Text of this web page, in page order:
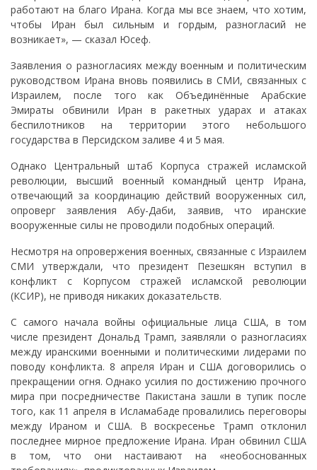
работают на благо Ирана. Когда мы все знаем, что хотим,
чтобы Иран был сильным и гордым, разногласий не
возникает», — сказал Юсеф.
Заявления о разногласиях между военным и политическим
руководством Ирана вновь появились в СМИ, связанных с
Израилем, после того как Объединённые Арабские
Эмираты обвинили Иран в ракетных ударах и атаках
беспилотников на территории этого небольшого
государства в Персидском заливе 4 и 5 мая.
Однако Центральный штаб Корпуса стражей исламской
революции, высший военный командный центр Ирана,
отвечающий за координацию действий вооруженных сил,
опроверг заявления Абу-Даби, заявив, что иранские
вооруженные силы не проводили подобных операций.
Несмотря на опровержения военных, связанные с Израилем
СМИ утверждали, что президент Пезешкян вступил в
конфликт с Корпусом стражей исламской революции
(КСИР), не приводя никаких доказательств.
С самого начала войны официальные лица США, в том
числе президент Дональд Трамп, заявляли о разногласиях
между иранскими военными и политическими лидерами по
поводу конфликта. 8 апреля Иран и США договорились о
прекращении огня. Однако усилия по достижению прочного
мира при посредничестве Пакистана зашли в тупик после
того, как 11 апреля в Исламабаде провалились переговоры
между Ираном и США. В воскресенье Трамп отклонил
последнее мирное предложение Ирана. Иран обвинил США
в том, что они настаивают на «необоснованных